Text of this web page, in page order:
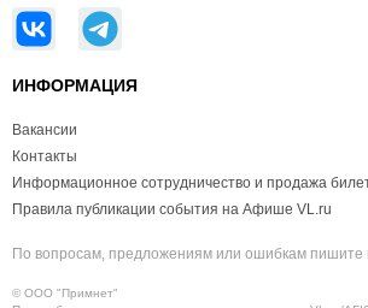
ИНФОРМАЦИЯ
Вакансии
Контакты
Информационное сотрудничество и продажа
Правила публикации события на Афише VL.ru
По вопросам, предложениям или ошибкам пишите
© ООО "Примнет"